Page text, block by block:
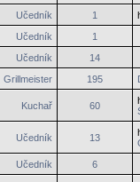
Učedník
1
Učedník
1
Učedník
14
Grillmeister
195
Kuchař 60
Učedník 13
Učedník 6